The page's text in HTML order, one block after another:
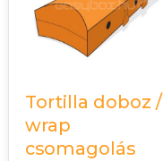
Tortilla doboz /
wrap
csomagolás